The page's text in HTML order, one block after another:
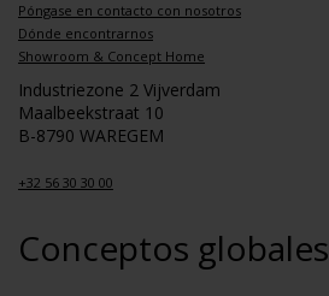
Póngase en contacto con nosotros
Dónde encontrarnos
Showroom & Concept Home
Industriezone 2 Vijverdam
Maalbeekstraat 10
B-8790 WAREGEM
+32 56 30 30 00
Conceptos globales